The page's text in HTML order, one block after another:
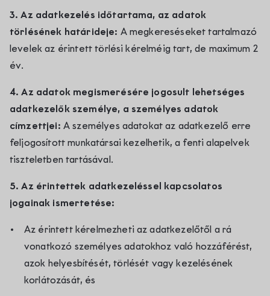
3. Az adatkezelés időtartama, az adatok
törlésének határideje: A megkereséseket tartalmazó
levelek az érintett törlési kérelméig tart, de maximum 2
év.
4. Az adatok megismerésére jogosult lehetséges
adatkezelők személye, a személyes adatok
címzettjei: A személyes adatokat az adatkezelő erre
feljogosított munkatársai kezelhetik, a fenti alapelvek
tiszteletben tartásával.
5. Az érintettek adatkezeléssel kapcsolatos
jogainak ismertetése:
Az érintett kérelmezheti az adatkezelőtől a rá
vonatkozó személyes adatokhoz való hozzáférést,
azok helyesbítését, törlését vagy kezelésének
korlátozását, és